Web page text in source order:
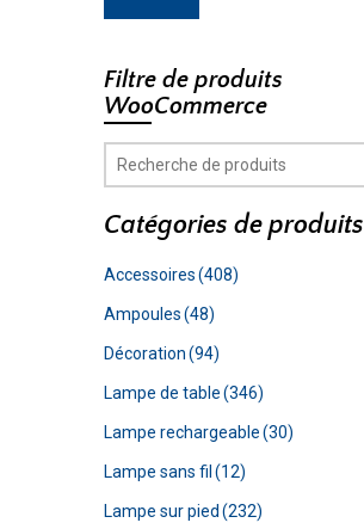
Filtre de produits
WooCommerce
Catégories de produits
Accessoires(408)
Ampoules(48)
Décoration(94)
Lampe de table(346)
Lampe rechargeable(30)
Lampe sans fil (12)
Lampe sur pied (232)